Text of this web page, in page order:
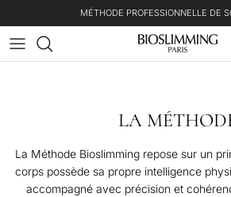
Aller au contenuMÉTHODE PROFESSIONNELLE DE
LA
La Méthode Bioslimming repose sur un
corps possède sa propre intelligence
accompagné avec précision et